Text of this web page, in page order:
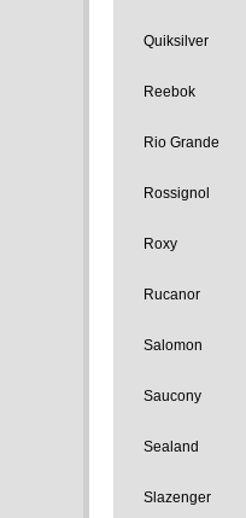
Quiksilver
Reebok
Rio Grande
Rossignol
Roxy
Rucanor
Salomon
Saucony
Sealand
Slazenger